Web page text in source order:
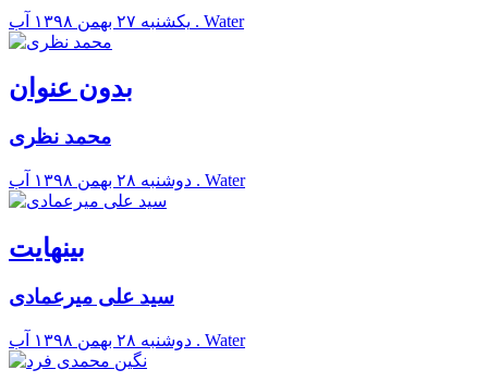
يکشنبه ۲۷ بهمن ۱۳۹۸ آب . Water
بدون عنوان
محمد نظری
دوشنبه ۲۸ بهمن ۱۳۹۸ آب . Water
بینهایت
سید علی میرعمادی
دوشنبه ۲۸ بهمن ۱۳۹۸ آب . Water